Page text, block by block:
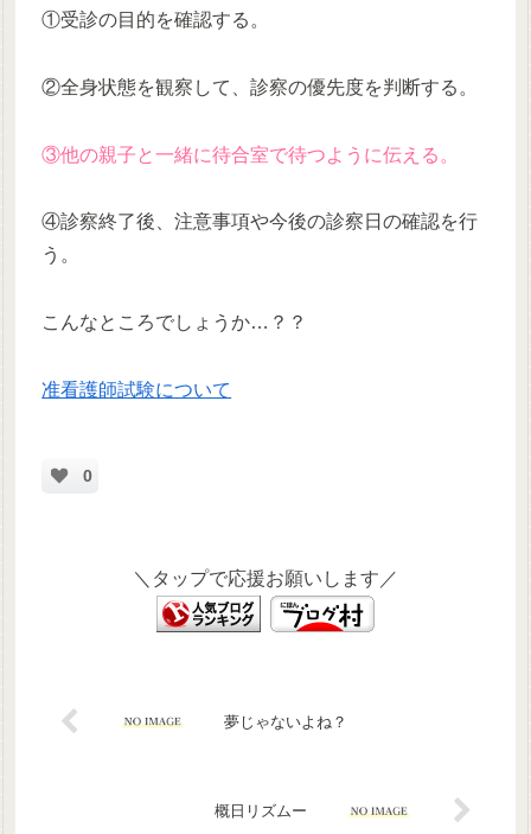
①受診の目的を確認する。
②全身状態を観察して、診察の優先度を判断する。
③他の親子と一緒に待合室で待つように伝える。
④診察終了後、注意事項や今後の診察日の確認を行
う。
こんなところでしょうか…？？
准看護師試験について
0
＼タップで応援お願いします／
夢じゃないよね？
概日リズムー